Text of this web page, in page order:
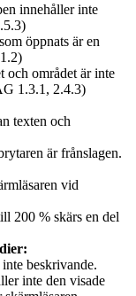
innehåller inte
öppnats är en
och området är inte
1.3.1, 2.4.3)
texten och
är frånslagen.
vid
200 % skärs en del
beskrivande.
inte den visade